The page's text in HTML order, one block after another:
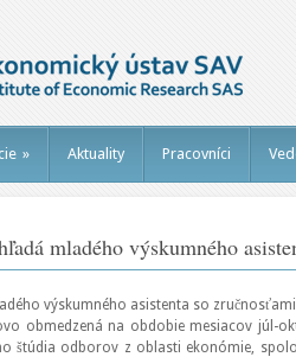
» Aktuality Pracovníci
mladého výskumného
výskumného asistenta so
obmedzená na obdobie mesiacov júl-
štúdia odborov z oblasti ekonómie,